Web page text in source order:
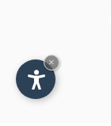
×